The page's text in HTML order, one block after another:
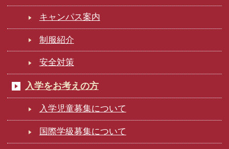
キャンパス案内
制服紹介
安全対策
入学をお考えの方
入学児童募集について
国際学級募集について